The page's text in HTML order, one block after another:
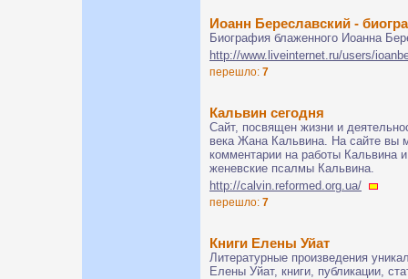
Иоанн Береславский -
Биография блаженного Иоанна
http://www.liveinternet.ru/users/
перешло: 7
Кальвин сегодня
Сайт, посвящен жизни и
века Жана Кальвина. На сайте вы
комментарии на работы Кальвина
женевские псалмы Кальвина.
http://calvin.reformed.org.ua/
перешло: 7
Книги Елены Уйат
Литературные произведения
Елены Уйат, книги, публикации,